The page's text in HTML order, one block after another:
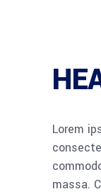
Lorem
massa.